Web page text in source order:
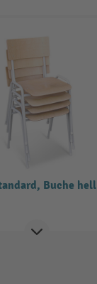
Buche hell